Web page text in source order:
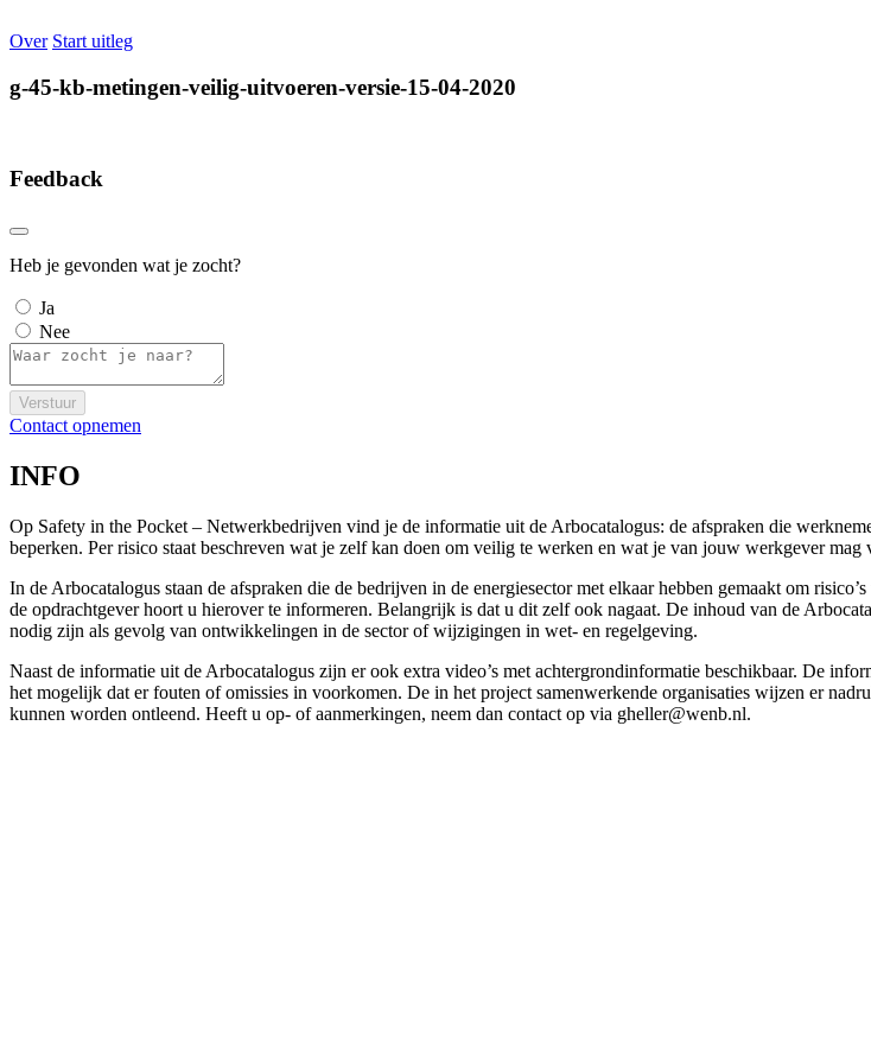
Over Start uitleg
g-45-kb-metingen-veilig-uitvoeren-versie-15-04-2020
Feedback
Heb je gevonden wat je zocht?
Ja
Nee
Verstuur
Contact opnemen
INFO
Op Safety in the Pocket – Netwerkbedrijven vind je de informatie uit de Arbocatalogus: de afspraken die
beperken. Per risico staat beschreven wat je zelf kan doen om veilig te werken en wat je van jouw werkgever
In de Arbocatalogus staan de afspraken die de bedrijven in de energiesector met elkaar hebben gemaakt om
de opdrachtgever hoort u hierover te informeren. Belangrijk is dat u dit zelf ook nagaat. De inhoud van de
nodig zijn als gevolg van ontwikkelingen in de sector of wijzigingen in wet- en regelgeving.
Naast de informatie uit de Arbocatalogus zijn er ook extra video’s met achtergrondinformatie beschikbaar. De
het mogelijk dat er fouten of omissies in voorkomen. De in het project samenwerkende organisaties wijzen er
kunnen worden ontleend. Heeft u op- of aanmerkingen, neem dan contact op via gheller@wenb.nl.